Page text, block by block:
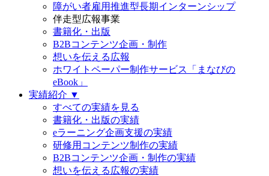
障がい者雇用推進型長期インターンシップ
伴走型広報事業
書籍化・出版
B2Bコンテンツ企画・制作
想いを伝える広報
ホワイトペーパー制作サービス「まなびの
eBook」
実績紹介 ▼
すべての実績を見る
書籍化・出版の実績
eラーニング企画支援の実績
研修用コンテンツ制作の実績
B2Bコンテンツ企画・制作の実績
想いを伝える広報の実績